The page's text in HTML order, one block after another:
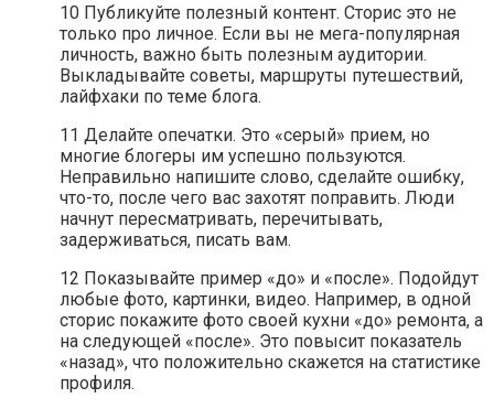
10 Публикуйте полезный контент. Сторис это не
только про личное. Если вы не мега-популярная
личность, важно быть полезным аудитории.
Выкладывайте советы, маршруты путешествий,
лайфхаки по теме блога.
11 Делайте опечатки. Это «серый» прием, но
многие блогеры им успешно пользуются.
Неправильно напишите слово, сделайте ошибку,
что-то, после чего вас захотят поправить. Люди
начнут пересматривать, перечитывать,
задерживаться, писать вам.
12 Показывайте пример «до» и «после». Подойдут
любые фото, картинки, видео. Например, в одной
сторис покажите фото своей кухни «до» ремонта, а
на следующей «после». Это повысит показатель
«назад», что положительно скажется на статистике
профиля.